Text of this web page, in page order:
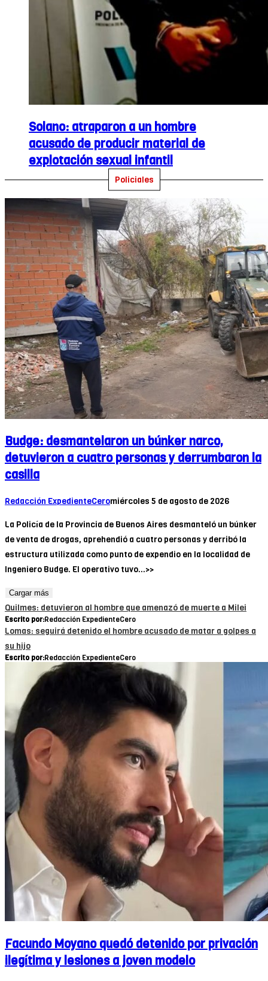
Solano: atraparon a un hombre
acusado de producir material de
explotación sexual infantil
Policiales
Budge: desmantelaron un búnker narco,
detuvieron a cuatro personas y derrumbaron la
casilla
Redacción ExpedienteCeromiércoles 5 de agosto de 2026
La Policía de la Provincia de Buenos Aires desmanteló un búnker
de venta de drogas, aprehendió a cuatro personas y derribó la
estructura utilizada como punto de expendio en la localidad de
Ingeniero Budge. El operativo tuvo...>>
Cargar más
Quilmes: detuvieron al hombre que amenazó de muerte a Milei
Escrito por:Redacción ExpedienteCero
Lomas: seguirá detenido el hombre acusado de matar a golpes a
su hijo
Escrito por:Redacción ExpedienteCero
Facundo Moyano quedó detenido por privación
ilegítima y lesiones a joven modelo